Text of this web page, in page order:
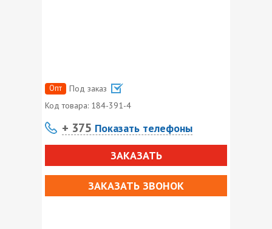
Опт
Под заказ
Код товара: 184-391-4
+ 375 Показать телефоны
ЗАКАЗАТЬ
ЗАКАЗАТЬ ЗВОНОК